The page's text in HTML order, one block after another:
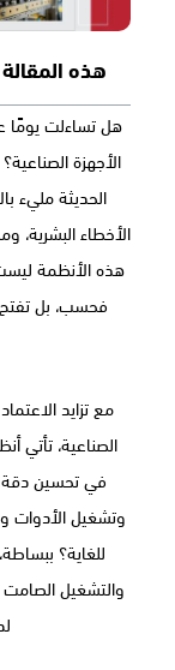
هذه
هل تساءلت يومًا
الأجهزة
الحديثة مليء
الأخطاء البشرية،
هذه الأنظمة
فحسب، بل
مع تزايد
الصناعية، تأتي
في تحسين دقة
وتشغيل الأدوات
للغاية؟
والتشغيل الصامت